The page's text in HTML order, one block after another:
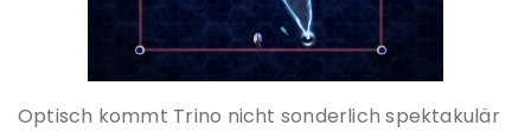
Optisch kommt Trino nicht sonderlich spektakulär